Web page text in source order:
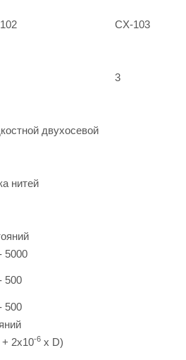
CX-103
3
двухосевой
нитей
5000
500
500
+ 2x10-6 х D)